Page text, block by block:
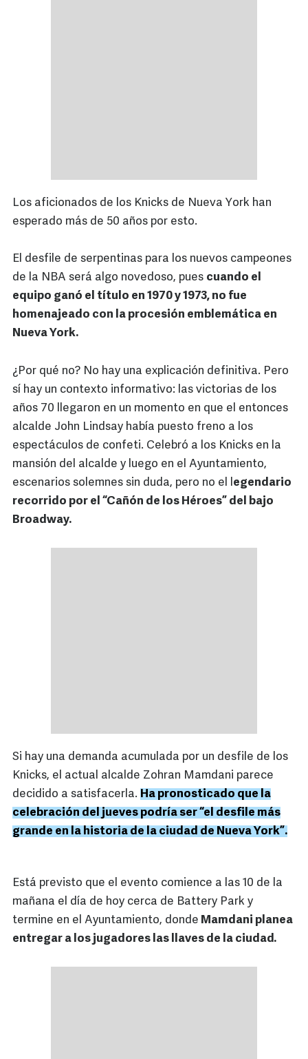
Los aficionados de los Knicks de Nueva York han
esperado más de 50 años por esto.
El desfile de serpentinas para los nuevos campeones
de la NBA será algo novedoso, pues cuando el
equipo ganó el título en 1970 y 1973, no fue
homenajeado con la procesión emblemática en
Nueva York.
¿Por qué no? No hay una explicación definitiva. Pero
sí hay un contexto informativo: las victorias de los
años 70 llegaron en un momento en que el entonces
alcalde John Lindsay había puesto freno a los
espectáculos de confeti. Celebró a los Knicks en la
mansión del alcalde y luego en el Ayuntamiento,
escenarios solemnes sin duda, pero no el legendario
recorrido por el “Cañón de los Héroes” del bajo
Broadway.
Si hay una demanda acumulada por un desfile de los
Knicks, el actual alcalde Zohran Mamdani parece
decidido a satisfacerla. Ha pronosticado que la
celebración del jueves podría ser “el desfile más
grande en la historia de la ciudad de Nueva York”.
Está previsto que el evento comience a las 10 de la
mañana el día de hoy cerca de Battery Park y
termine en el Ayuntamiento, donde Mamdani planea
entregar a los jugadores las llaves de la ciudad.